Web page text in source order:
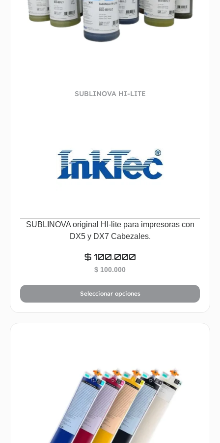
SUBLINOVA HI-LITE
SUBLINOVA original HI-lite para impresoras con
DX5 y DX7 Cabezales.
$100.000
$ 100.000
Seleccionar opciones